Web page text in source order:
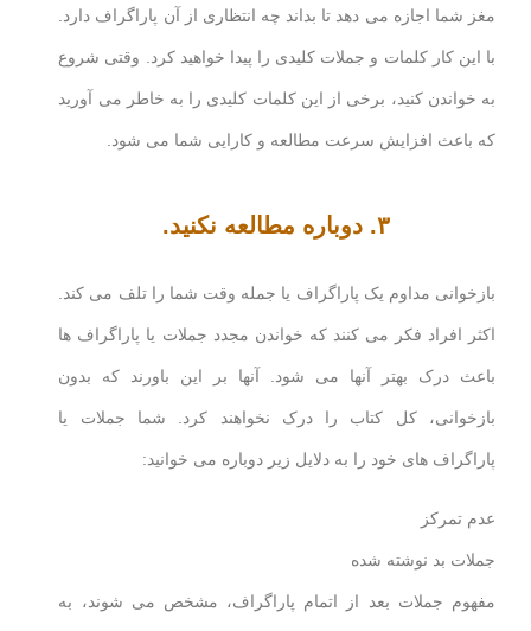
مغز شما اجازه می دهد تا بداند چه انتظاری از آن پاراگراف دارد.
با این کار کلمات و جملات کلیدی را پیدا خواهید کرد. وقتی شروع
به خواندن کنید، برخی از این کلمات کلیدی را به خاطر می آورید
که باعث افزایش سرعت مطالعه و کارایی شما می شود.
۳. دوباره مطالعه نکنید.
بازخوانی مداوم یک پاراگراف یا جمله وقت شما را تلف می کند.
اکثر افراد فکر می کنند که خواندن مجدد جملات یا پاراگراف ها
باعث درک بهتر آنها می شود. آنها بر این باورند که بدون
بازخوانی، کل کتاب را درک نخواهند کرد. شما جملات یا
پاراگراف های خود را به دلایل زیر دوباره می خوانید:
عدم تمرکز
جملات بد نوشته شده
مفهوم جملات بعد از اتمام پاراگراف، مشخص می شوند، به